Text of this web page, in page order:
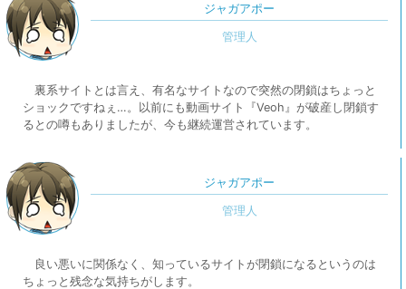
ジャガアポー
裏系サイトとは言え、有名なサイトなので突然の閉鎖はちょっと
ショックですねぇ…。以前にも動画サイト『Veoh』が破産し閉鎖す
るとの噂もありましたが、今も継続運営されています。
ジャガアポー
良い悪いに関係なく、知っているサイトが閉鎖になるというのは
ちょっと残念な気持ちがします。